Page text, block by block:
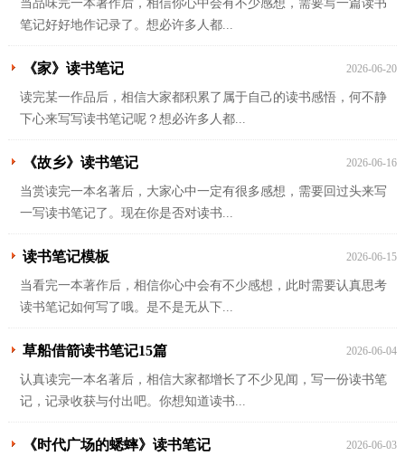
当品味完一本著作后，相信你心中会有不少感想，需要写一篇读书
笔记好好地作记录了。想必许多人都...
《家》读书笔记 2026-06-20
读完某一作品后，相信大家都积累了属于自己的读书感悟，何不静
下心来写写读书笔记呢？想必许多人都...
《故乡》读书笔记 2026-06-16
当赏读完一本名著后，大家心中一定有很多感想，需要回过头来写
一写读书笔记了。现在你是否对读书...
读书笔记模板 2026-06-15
当看完一本著作后，相信你心中会有不少感想，此时需要认真思考
读书笔记如何写了哦。是不是无从下...
草船借箭读书笔记15篇 2026-06-04
认真读完一本名著后，相信大家都增长了不少见闻，写一份读书笔
记，记录收获与付出吧。你想知道读书...
《时代广场的蟋蟀》读书笔记 2026-06-03